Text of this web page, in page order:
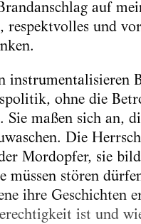
auf
und
instrumentalisieren
ohne die
Sie maßen sich an,
Die
Mordopfer, sie
müssen stören
ihre Geschichten
ist und